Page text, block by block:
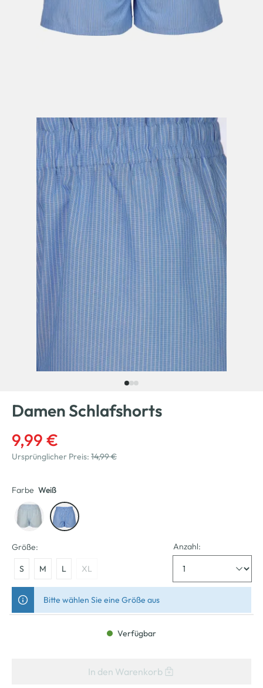
Damen Schlafshorts
9,99 €
Ursprünglicher Preis: 14,99 €
Farbe Weiß
Größe:
S M L XL
Anzahl:
Bitte wählen Sie eine Größe aus
Verfügbar
In den Warenkorb